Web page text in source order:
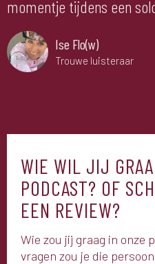
momentje tijdens een
Ise Flo(w)
Trouwe luisteraar
WIE WIL JIJ
PODCAST? OF
EEN REVIEW?
Wie zou jij graag in onze
vragen zou je die